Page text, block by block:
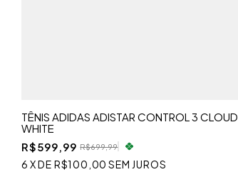
TÊNIS ADIDAS ADISTAR CONTROL 3 CLOUD
WHITE
R$599,99 R$699,99
6 XDE R$100,00 SEM JUROS